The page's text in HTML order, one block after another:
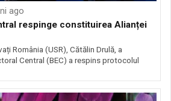
ago
respinge constituirea Alianței
România (USR), Cătălin Drulă, a
Central (BEC) a respins protocolul